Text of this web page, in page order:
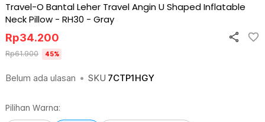
Travel-O Bantal Leher Travel Angin U Shaped Inflatable
Neck Pillow - RH30 - Gray
Belum ada ulasan • SKU 7CTP1HGY
Rp34.200
Rp61.900 45%
Pilihan Warna: